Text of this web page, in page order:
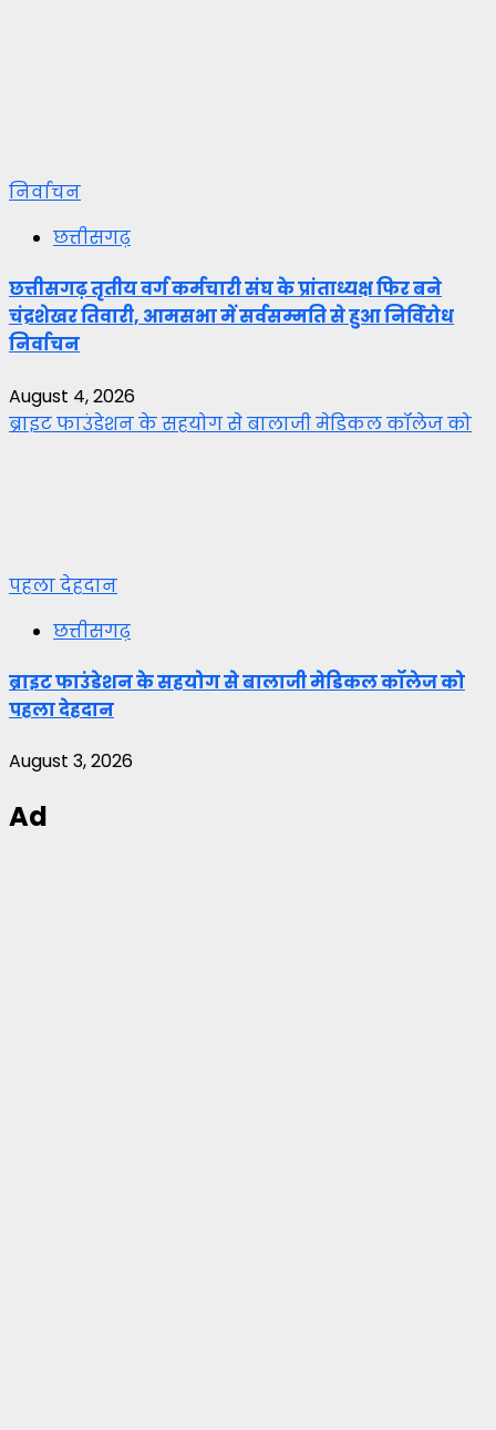
निर्वाचन
छत्तीसगढ़
छत्तीसगढ़ तृतीय वर्ग कर्मचारी संघ के प्रांताध्यक्ष फिर बने
चंद्रशेखर तिवारी, आमसभा में सर्वसम्मति से हुआ निर्विरोध
निर्वाचन
August 4, 2026
ब्राइट फाउंडेशन के सहयोग से बालाजी मेडिकल कॉलेज को
पहला देहदान
छत्तीसगढ़
ब्राइट फाउंडेशन के सहयोग से बालाजी मेडिकल कॉलेज को
पहला देहदान
August 3, 2026
Ad